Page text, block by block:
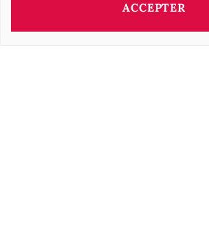
RECHERCHER
ACCEPTER